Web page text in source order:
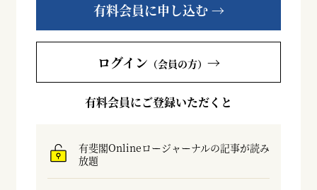
有料会員に申し込む →
ログイン （会員の方） →
有料会員にご登録いただくと
有斐閣Onlineロージャーナルの記事が読み
放題